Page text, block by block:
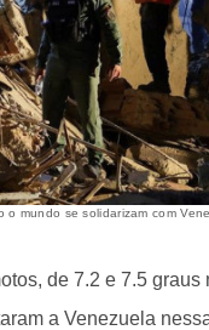
o mundo se solidarizam com
de 7.2 e 7.5 graus
a Venezuela